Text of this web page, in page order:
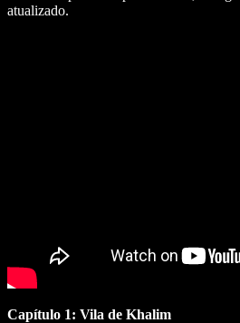
atualizado.
Capítulo 1: Vila de Khalim